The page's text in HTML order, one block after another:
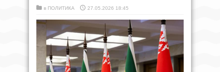
в ПОЛИТИКА 27.05.2026 18:45